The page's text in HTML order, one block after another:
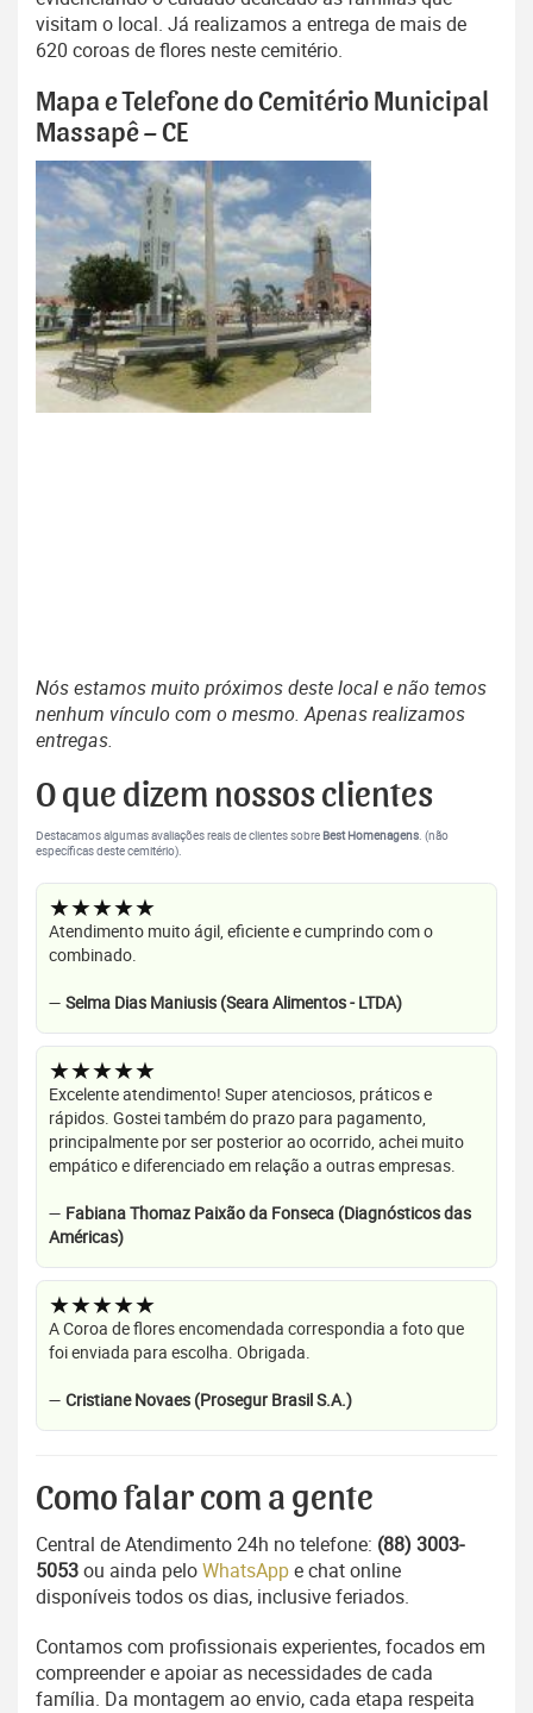
visitam o local. Já realizamos a entrega de mais de
620 coroas de flores neste cemitério.
Mapa e Telefone do Cemitério Municipal
Massapê – CE
Nós estamos muito próximos deste local e não temos
nenhum vínculo com o mesmo. Apenas realizamos
entregas.
O que dizem nossos clientes
Destacamos algumas avaliações reais de clientes sobre Best Homenagens. (não
específicas deste cemitério).
★★★★★
Atendimento muito ágil, eficiente e cumprindo com o
combinado.
— Selma Dias Maniusis (Seara Alimentos - LTDA)
★★★★★
Excelente atendimento! Super atenciosos, práticos e
rápidos. Gostei também do prazo para pagamento,
principalmente por ser posterior ao ocorrido, achei muito
empático e diferenciado em relação a outras empresas.
— Fabiana Thomaz Paixão da Fonseca (Diagnósticos das
Américas)
★★★★★
A Coroa de flores encomendada correspondia a foto que
foi enviada para escolha. Obrigada.
— Cristiane Novaes (Prosegur Brasil S.A.)
Como falar com a gente
Central de Atendimento 24h no telefone: (88) 3003-
5053ou ainda peloWhatsAppe chat online
disponíveis todos os dias, inclusive feriados.
Contamos com profissionais experientes, focados em
compreender e apoiar as necessidades de cada
família. Da montagem ao envio, cada etapa respeita